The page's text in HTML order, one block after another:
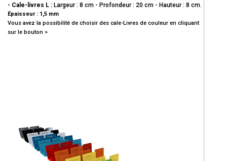
- Cale-livres L : Largeur : 8 cm - Profondeur : 20 cm - Hauteur : 8 cm.
Épaisseur : 1,5 mm
Vous avez la possibilité de choisir des cale-Livres de couleur en cliquant
sur le bouton >